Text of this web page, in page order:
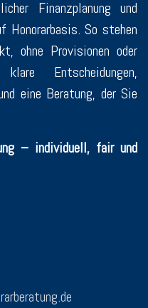
Finanzplanung und
Honorarbasis. So stehen
ohne Provisionen oder
Entscheidungen,
eine Beratung, der Sie
– individuell, fair und